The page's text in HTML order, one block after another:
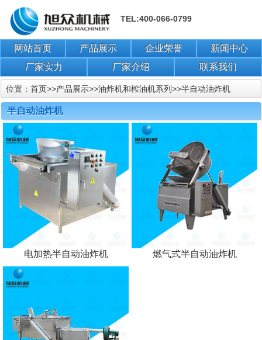
TEL:400-066-0799
网站首页 产品展示 企业荣誉
新闻中心
厂家实力
厂家介绍 联系我们
位置： 首页>>产品展示>>油炸机和榨油机系列>>半自动油炸机
半自动油炸机
电加热半自动油炸机 燃气式半自动油炸机